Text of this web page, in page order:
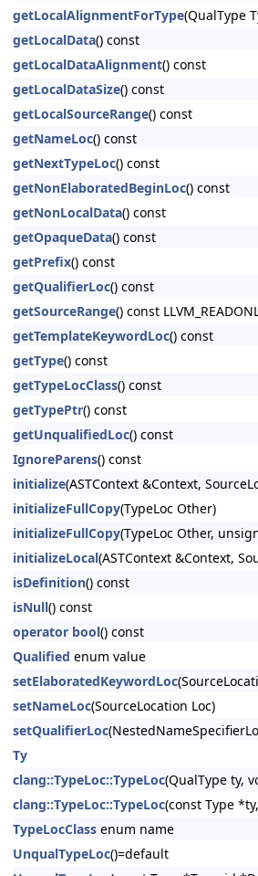
getLocalAlignmentForType(QualType
getLocalData() const
getLocalDataAlignment() const
getLocalDataSize() const
getLocalSourceRange() const
getNameLoc() const
getNextTypeLoc() const
getNonElaboratedBeginLoc() const
getNonLocalData() const
getOpaqueData() const
getPrefix() const
getQualifierLoc() const
getSourceRange() const
getTemplateKeywordLoc() const
getType() const
getTypeLocClass() const
getTypePtr() const
getUnqualifiedLoc() const
IgnoreParens() const
initialize(ASTContext &Context,
initializeFullCopy(TypeLoc Other)
initializeFullCopy(TypeLoc Other,
initializeLocal(ASTContext &Context,
isDefinition() const
isNull() const
operator bool() const
Qualified enum value
setElaboratedKeywordLoc
setNameLoc(SourceLocation Loc)
setQualifierLoc
Ty
clang::TypeLoc::TypeLoc(QualType ty,
clang::TypeLoc::TypeLoc(const Type
TypeLocClass enum name
UnqualTypeLoc()=default